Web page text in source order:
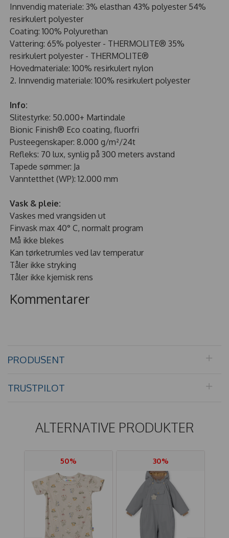
Innvendig materiale: 3% elasthan 43% polyester 54%
resirkulert polyester
Coating: 100% Polyurethan
Vattering: 65% polyester - THERMOLITE® 35%
resirkulert polyester - THERMOLITE®
Hovedmateriale: 100% resirkulert nylon
2. Innvendig materiale: 100% resirkulert polyester
Info:
Slitestyrke: 50.000+ Martindale
Bionic Finish® Eco coating, fluorfri
Pusteegenskaper: 8.000 g/m²/24t
Refleks: 70 lux, synlig på 300 meters avstand
Tapede sømmer: Ja
Vanntetthet (WP): 12.000 mm
Vask & pleie:
Vaskes med vrangsiden ut
Finvask max 40° C, normalt program
Må ikke blekes
Kan tørketrumles ved lav temperatur
Tåler ikke stryking
Tåler ikke kjemisk rens
Kommentarer
PRODUSENT
TRUSTPILOT
ALTERNATIVE PRODUKTER
50% 30%